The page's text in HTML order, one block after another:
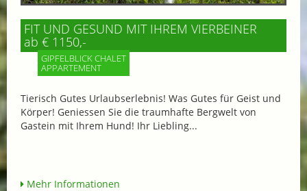
FIT UND GESUND MIT IHREM VIERBEINER
ab € 1150,-
GIPFELBLICK CHALET
APPARTEMENT
Tierisch Gutes Urlaubserlebnis! Was Gutes für Geist und
Körper! Geniessen Sie die traumhafte Bergwelt von
Gastein mit Ihrem Hund! Ihr Liebling...
Mehr Informationen